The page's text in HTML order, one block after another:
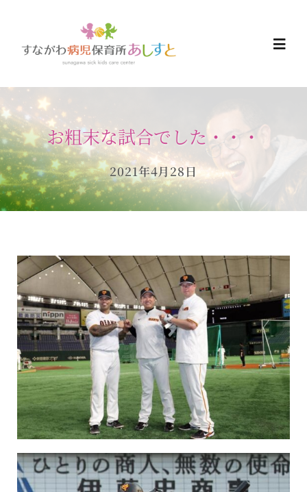
content
HOME
お知らせ
ご予約について
当日の過ごし方
保育所のご案内
ボヤキ100%
お粗末な試合でした・・・
2021年4月28日